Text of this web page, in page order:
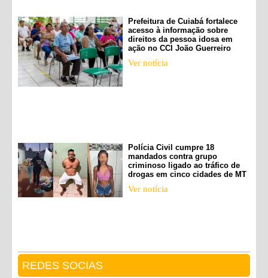
Prefeitura de Cuiabá fortalece
acesso à informação sobre
direitos da pessoa idosa em
ação no CCI João Guerreiro
Ver notícia
Polícia Civil cumpre 18
mandados contra grupo
criminoso ligado ao tráfico de
drogas em cinco cidades de MT
Ver notícia
REDES SOCIAS